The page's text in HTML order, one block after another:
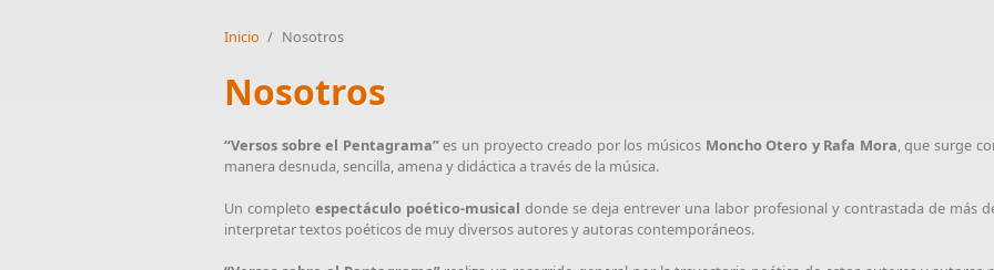
Inicio / Nosotros
Nosotros
“Versos sobre el Pentagrama”es un proyecto creado por los músicos Moncho Otero y Rafa Mora, que surge
manera desnuda, sencilla, amena y didáctica a través de la música.
Un completo espectáculo poético-musical donde se deja entrever una labor profesional y contrastada de más
interpretar textos poéticos de muy diversos autores y autoras contemporáneos.